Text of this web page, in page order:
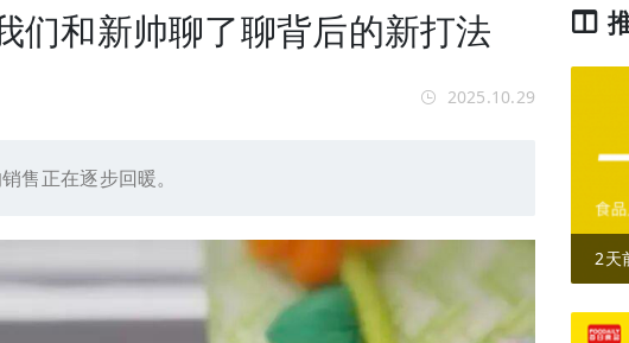
们和新帅聊了聊背后的新打法
2025.10.29
售正在逐步回暖。
2天